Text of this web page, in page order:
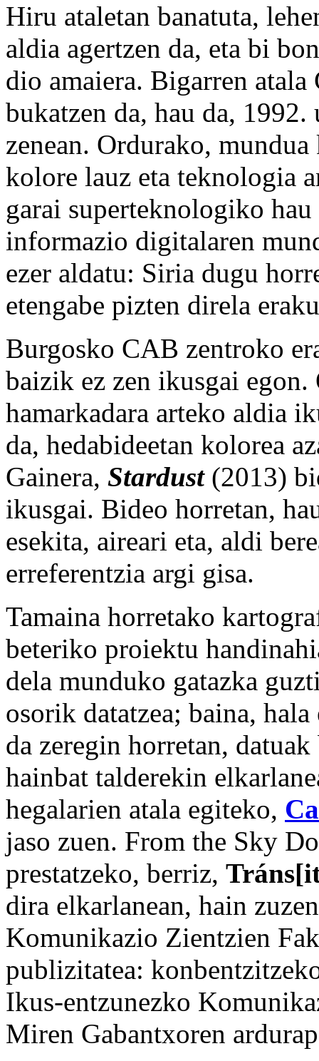
Hiru ataletan banatuta,
aldia agertzen da, eta bi
dio amaiera. Bigarren
bukatzen da, hau da,
zenean. Ordurako,
kolore lauz eta teknologia
garai superteknologiko hau
informazio digitalaren
ezer aldatu: Siria dugu
etengabe pizten direla
Burgosko CAB zentroko
baizik ez zen ikusgai
hamarkadara arteko aldia
da, hedabideetan kolorea
Gainera, Stardust(2013)
ikusgai. Bideo horretan,
esekita, aireari eta, aldi
erreferentzia argi gisa.
Tamaina horretako
beteriko proiektu
dela munduko gatazka
osorik datatzea; baina,
da zeregin horretan,
hainbat talderekin
hegalarien atala egiteko,
jaso zuen. From the Sky
prestatzeko, berriz,
dira elkarlanean, hain
Komunikazio Zientzien
publizitatea:
Ikus-entzunezko
Miren Gabantxoren